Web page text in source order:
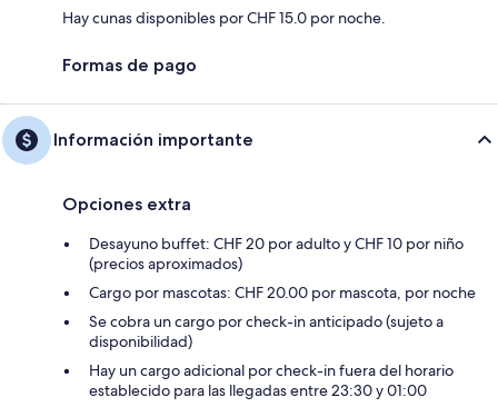
Hay cunas disponibles por CHF 15.0 por noche.
Formas de pago
Información importante
Opciones extra
Desayuno buffet: CHF 20 por adulto y CHF 10 por niño
(precios aproximados)
Cargo por mascotas: CHF 20.00 por mascota, por noche
Se cobra un cargo por check-in anticipado (sujeto a
disponibilidad)
Hay un cargo adicional por check-in fuera del horario
establecido para las llegadas entre 23:30 y 01:00